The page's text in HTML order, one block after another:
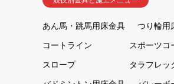
あん馬・跳馬用床金具 つり輪用
コートライン スポーツコ
スロープ タラフレッ